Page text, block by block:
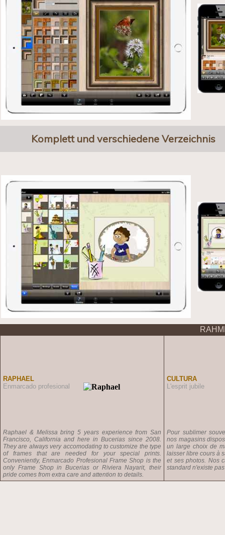
Komplett und verschiedene Verzeichnis
RAPHAEL
Enmarcado profesional
Raphael & Melissa bring 5 years experience from San
Francisco, California and here in Bucerias since 2008.
They are always very accomodating to customize the type
of frames that are needed for your special prints.
Conveniently, Enmarcado Profesional Frame Shop is the
only Frame Shop in Bucerias or Riviera Nayarit, their
pride comes from extra care and attention to details.
CULTURA
L'esprit jubile
Pour sublimer
nos magasins
un large choix de
laisser libre cours à
et ses photos. Nos
standard n'existe